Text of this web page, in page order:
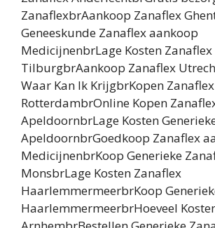
ZanaflexbrAankoop Zanaflex
Geneeskunde Zanaflex aankoop
MedicijnenbrLage Kosten Zanaflex
TilburgbrAankoop Zanaflex
Waar Kan Ik KrijgbrKopen Zanaflex
RotterdambrOnline Kopen
ApeldoornbrLage Kosten
ApeldoornbrGoedkoop Zanaflex
MedicijnenbrKoop Generieke
MonsbrLage Kosten Zanaflex
HaarlemmermeerbrKoop
HaarlemmermeerbrHoeveel